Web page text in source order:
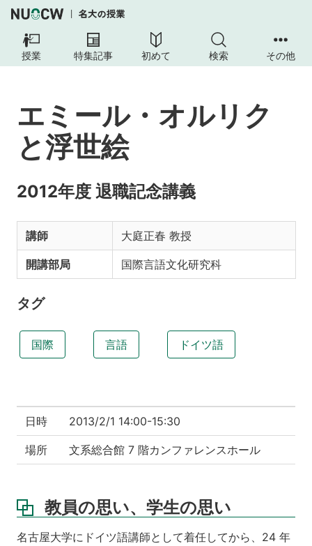
授業 特集記事 初めて 検索 その他
エミール・オルリク
と浮世絵
2012年度 退職記念講義
講師 大庭正春 教授
開講部局 国際言語文化研究科
タグ
国際 言語 ドイツ語
日時 2013/2/1 14:00-15:30
場所 文系総合館 7 階カンファレンスホール
教員の思い、学生の思い
名古屋大学にドイツ語講師として着任してから、24 年